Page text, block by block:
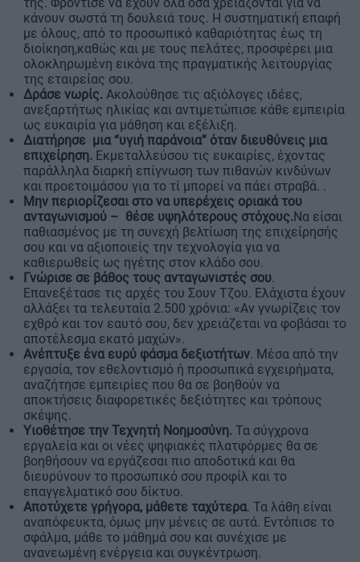
της. Φρόντισε να έχουν όλα όσα χρειάζονται για να
κάνουν σωστά τη δουλειά τους. Η συστηματική επαφή
με όλους, από το προσωπικό καθαριότητας έως τη
διοίκηση,καθώς και με τους πελάτες, προσφέρει μια
ολοκληρωμένη εικόνα της πραγματικής λειτουργίας
της εταιρείας σου.
Δράσε νωρίς. Ακολούθησε τις αξιόλογες ιδέες,
ανεξαρτήτως ηλικίας και αντιμετώπισε κάθε εμπειρία
ως ευκαιρία για μάθηση και εξέλιξη.
Διατήρησε μια “υγιή παράνοια” όταν διευθύνεις μια
επιχείρηση. Εκμεταλλεύσου τις ευκαιρίες, έχοντας
παράλληλα διαρκή επίγνωση των πιθανών κινδύνων
και προετοιμάσου για το τί μπορεί να πάει στραβά. .
Μην περιορίζεσαι στο να υπερέχεις οριακά του
ανταγωνισμού – θέσε υψηλότερους στόχους.Να είσαι
παθιασμένος με τη συνεχή βελτίωση της επιχείρησής
σου και να αξιοποιείς την τεχνολογία για να
καθιερωθείς ως ηγέτης στον κλάδο σου.
Γνώρισε σε βάθος τους ανταγωνιστές σου.
Επανεξέτασε τις αρχές του Σουν Τζου. Ελάχιστα έχουν
αλλάξει τα τελευταία 2.500 χρόνια: «Αν γνωρίζεις τον
εχθρό και τον εαυτό σου, δεν χρειάζεται να φοβάσαι το
αποτέλεσμα εκατό μαχών».
Ανέπτυξε ένα ευρύ φάσμα δεξιοτήτων. Μέσα από την
εργασία, τον εθελοντισμό ή προσωπικά εγχειρήματα,
αναζήτησε εμπειρίες που θα σε βοηθούν να
αποκτήσεις διαφορετικές δεξιότητες και τρόπους
σκέψης.
Υιοθέτησε την Τεχνητή Νοημοσύνη. Τα σύγχρονα
εργαλεία και οι νέες ψηφιακές πλατφόρμες θα σε
βοηθήσουν να εργάζεσαι πιο αποδοτικά και θα
διευρύνουν το προσωπικό σου προφίλ και το
επαγγελματικό σου δίκτυο.
Αποτύχετε γρήγορα, μάθετε ταχύτερα. Τα λάθη είναι
αναπόφευκτα, όμως μην μένεις σε αυτά. Εντόπισε το
σφάλμα, μάθε το μάθημά σου και συνέχισε με
ανανεωμένη ενέργεια και συγκέντρωση.